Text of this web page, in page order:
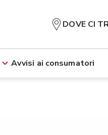
DOVE CI
Avvisi ai consumatori